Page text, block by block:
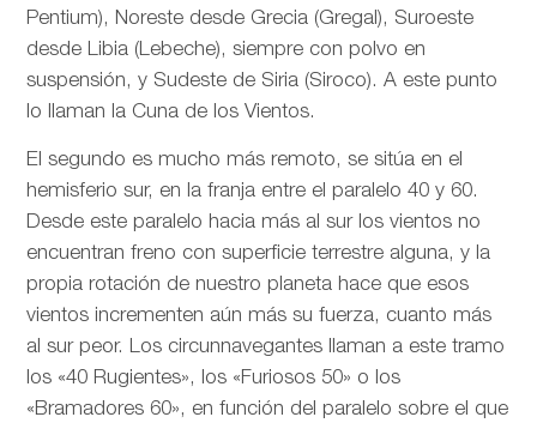
Pentium), Noreste desde Grecia (Gregal), Suroeste
desde Libia (Lebeche), siempre con polvo en
suspensión, y Sudeste de Siria (Siroco). A este punto
lo llaman la Cuna de los Vientos.
El segundo es mucho más remoto, se sitúa en el
hemisferio sur, en la franja entre el paralelo 40 y 60.
Desde este paralelo hacia más al sur los vientos no
encuentran freno con superficie terrestre alguna, y la
propia rotación de nuestro planeta hace que esos
vientos incrementen aún más su fuerza, cuanto más
al sur peor. Los circunnavegantes llaman a este tramo
los «40 Rugientes», los «Furiosos 50» o los
«Bramadores 60», en función del paralelo sobre el que